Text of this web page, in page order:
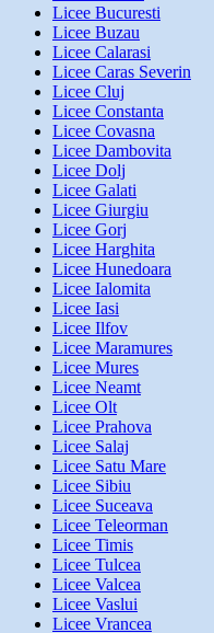
Licee Bucuresti
Licee Buzau
Licee Calarasi
Licee Caras Severin
Licee Cluj
Licee Constanta
Licee Covasna
Licee Dambovita
Licee Dolj
Licee Galati
Licee Giurgiu
Licee Gorj
Licee Harghita
Licee Hunedoara
Licee Ialomita
Licee Iasi
Licee Ilfov
Licee Maramures
Licee Mures
Licee Neamt
Licee Olt
Licee Prahova
Licee Salaj
Licee Satu Mare
Licee Sibiu
Licee Suceava
Licee Teleorman
Licee Timis
Licee Tulcea
Licee Valcea
Licee Vaslui
Licee Vrancea